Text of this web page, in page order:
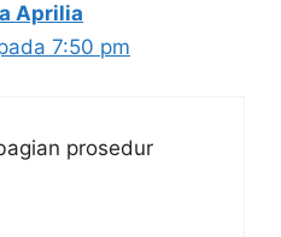
Aprilia
7:50 pm
prosedur